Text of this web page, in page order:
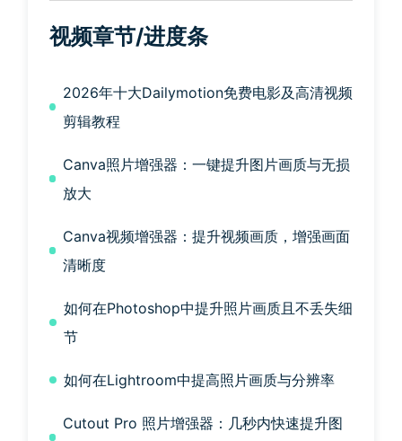
视频章节/进度条
2026年十大Dailymotion免费电影及高清视频
剪辑教程
Canva照片增强器：一键提升图片画质与无损
放大
Canva视频增强器：提升视频画质，增强画面
清晰度
如何在Photoshop中提升照片画质且不丢失细
节
如何在Lightroom中提高照片画质与分辨率
Cutout Pro 照片增强器：几秒内快速提升图